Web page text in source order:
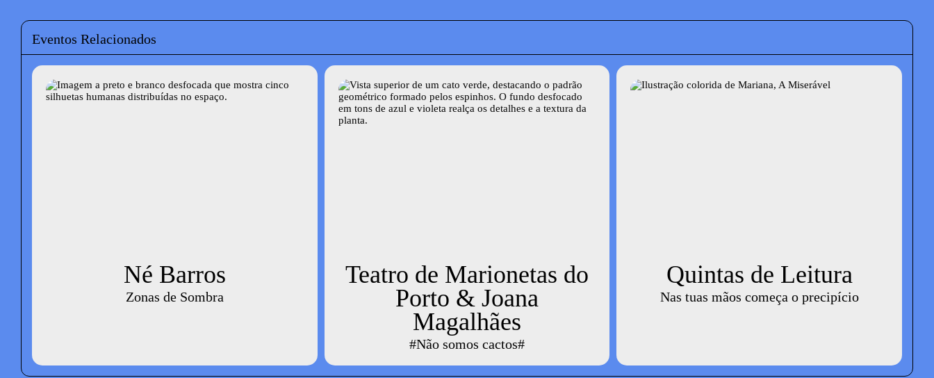
Eventos Relacionados
Né Barros
Zonas de Sombra
Teatro de Marionetas do
Porto & Joana
Magalhães
#Não somos cactos#
Quintas de Leitura
Nas tuas mãos começa o precipício